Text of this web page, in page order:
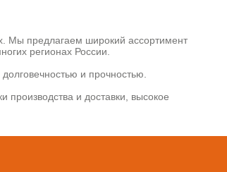
Мы предлагаем широкий ассортимент
регионах России.
и прочностью.
и доставки, высокое